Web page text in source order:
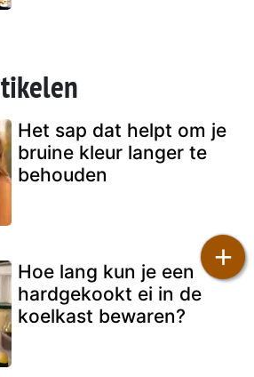
Het sap dat helpt om je
bruine kleur langer te
behouden
Hoe lang kun je een
hardgekookt ei in de
koelkast bewaren?
+